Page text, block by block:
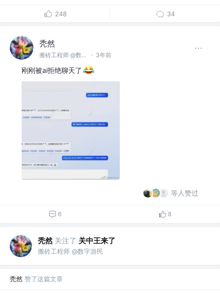
248 34
秃然
搬砖工程师 @数字游民 · 3年前
刚刚被ai拒绝聊天了
等人赞过
6 8
秃然 关注了 关中王来了
搬砖工程师 @数字游民
秃然 赞了这篇文章